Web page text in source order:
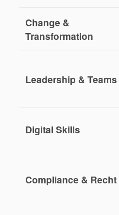
Change &
Transformation
Leadership & Teams
Digital Skills
Compliance & Recht